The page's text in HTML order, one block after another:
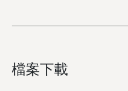
檔案下載